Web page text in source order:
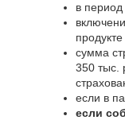
в период
сумма
350 тыс.
если в
если